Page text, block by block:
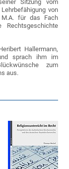
Sitzung vom
von
für das Fach
Rechtsgeschichte
Hallermann,
sprach ihm im
zum
aus.